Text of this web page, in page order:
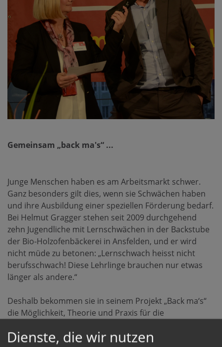
Gemeinsam „back ma's“ ...
Junge Menschen haben es am Arbeitsmarkt schwer.
Ganz besonders gilt dies, wenn sie Schwächen haben
und ihre Ausbildung einer speziellen Förderung bedarf.
Bei Helmut Gragger stehen seit 2009 durchgehend
zehn Jugendliche mit Lernschwächen in der Backstube
der Bio-Holzofenbäckerei in Ansfelden, und er wird
nicht müde zu betonen: „Lernschwach heisst nicht
berufsschwach! Diese Lehrlinge brauchen nur etwas
länger als andere.“
Deshalb bekommen sie in seinem Projekt „Back ma‘s“
die Möglichkeit, Theorie und Praxis für die
Jahren zu erlernen. Mit Bäckermeister Klaus
Dienste, die wir nutzen